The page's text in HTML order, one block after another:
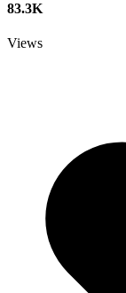
83.3K
Views